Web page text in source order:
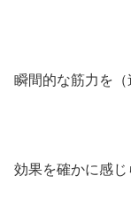
瞬間的な筋力を
効果を確かに感じ